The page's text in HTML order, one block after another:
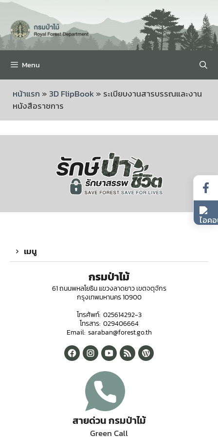
Menu
หน้าแรก »3D FlipBook» ระเบียบงานสารบรรณและงาน
หนังสือราชการ
เมนู
กรมป่าไม้
61 ถนนพหลโยธิน แขวงลาดยาว เขตจตุจักร
กรุงเทพมหานคร 10900
โทรศัพท์: 025614292-3
โทรสาร: 029406664
Email: saraban@forest.go.th
สายด่วน กรมป่าไม้
Green Call